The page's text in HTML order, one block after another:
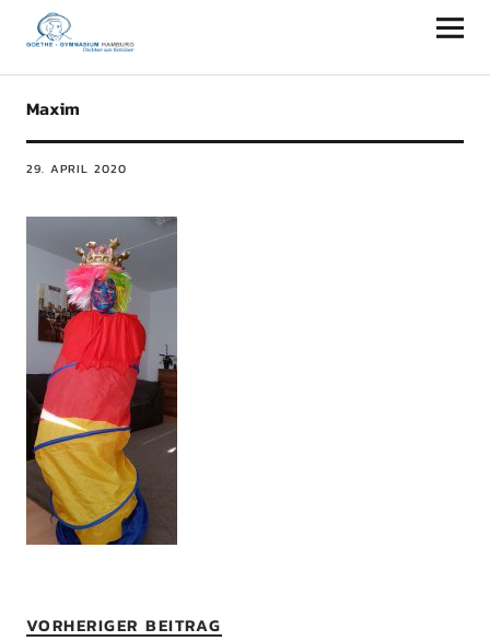
Goethe-Gymnasium Hamburg
Maxim
29. APRIL 2020
VORHERIGER BEITRAG